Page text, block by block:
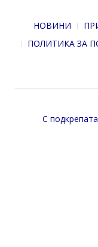
НОВИНИ
ПОЛИТИКА ЗА
С